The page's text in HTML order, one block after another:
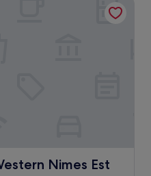
Nimes Est
Nimes Est